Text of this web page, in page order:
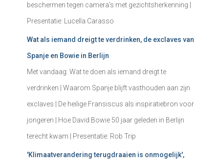
beschermen tegen camera's met gezichtsherkenning |
Presentatie: Lucella Carasso
Wat als iemand dreigt te verdrinken, de exclaves van
Spanje en Bowie in Berlijn
Met vandaag: Wat te doen als iemand dreigt te
verdrinken | Waarom Spanje blijft vasthouden aan zijn
exclaves | De heilige Fransiscus als inspiratiebron voor
jongeren | Hoe David Bowie 50 jaar geleden in Berlijn
terecht kwam | Presentatie: Rob Trip
'Klimaatverandering terugdraaien is onmogelijk',